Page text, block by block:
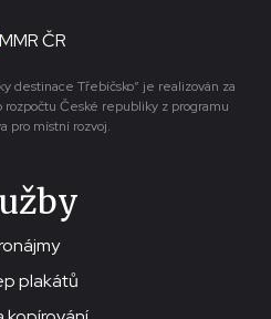
destinace Třebíčsko“ je realizován za
České republiky z programu
pro místní rozvoj.
plakátů